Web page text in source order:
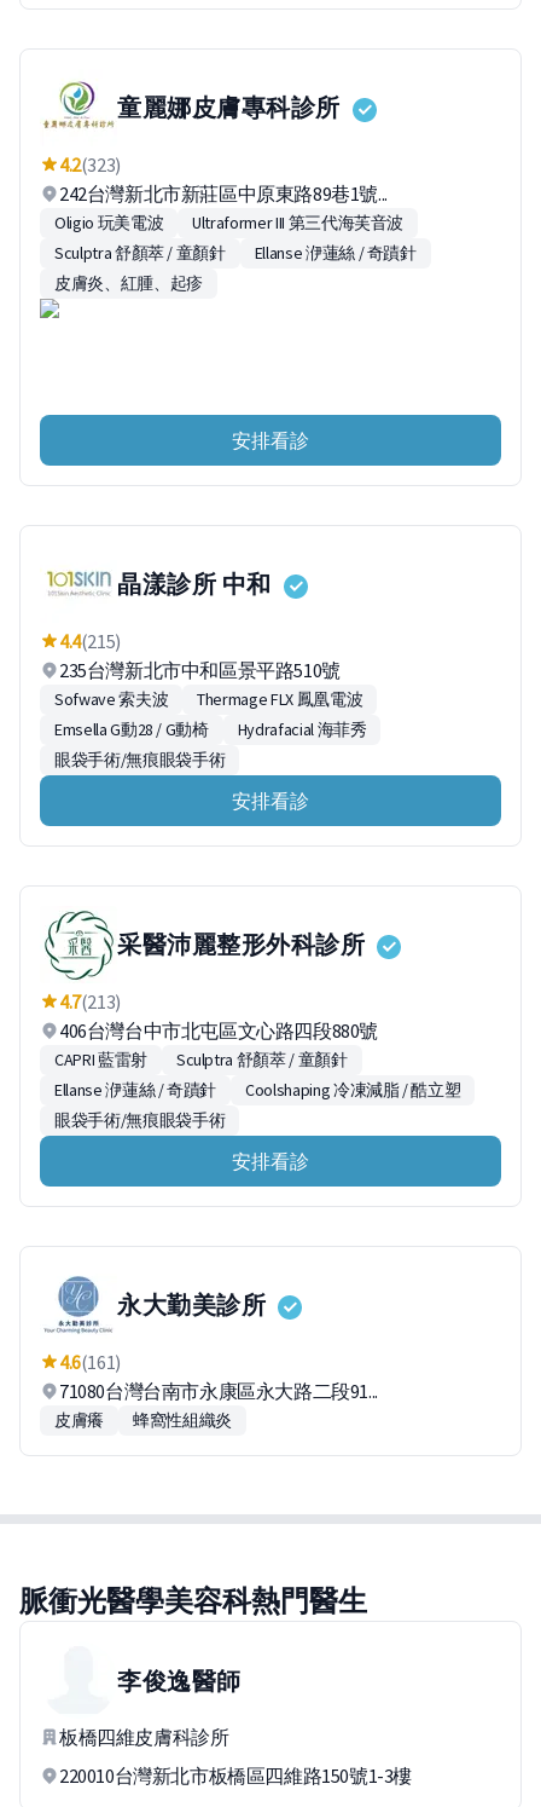
童麗娜皮膚專科診所
4.2(323)
242台灣新北市新莊區中原東路89巷1號...
Oligio 玩美電波
Ultraformer III 第三代海芙音波
Sculptra 舒顏萃 / 童顏針
Ellanse 洢蓮絲 / 奇蹟針
皮膚炎、紅腫、起疹
安排看診
晶漾診所 中和
4.4(215)
235台灣新北市中和區景平路510號
Sofwave 索夫波
Thermage FLX 鳳凰電波
Emsella G動28 / G動椅
Hydrafacial 海菲秀
眼袋手術/無痕眼袋手術
安排看診
采醫沛麗整形外科診所
4.7(213)
406台灣台中市北屯區文心路四段880號
CAPRI 藍雷射
Sculptra 舒顏萃 / 童顏針
Ellanse 洢蓮絲 / 奇蹟針
Coolshaping 冷凍減脂 / 酷立塑
眼袋手術/無痕眼袋手術
安排看診
永大勤美診所
4.6(161)
71080台灣台南市永康區永大路二段91...
皮膚癢 蜂窩性組織炎
脈衝光醫學美容科熱門醫生
李俊逸醫師
板橋四維皮膚科診所
220010台灣新北市板橋區四維路150號1-3樓